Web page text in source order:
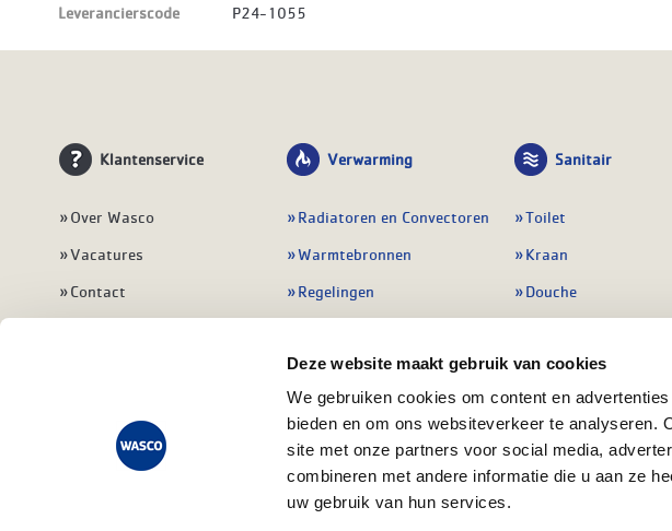
Deze website maakt gebruik van cookies
We gebruiken cookies om content en
bieden en om ons websiteverkeer te analyseren.
site met onze partners voor social media,
combineren met andere informatie die u aan ze
uw gebruik van hun services.
Leverancierscode
P24-1055
Klantenservice
Over Wasco
Vacatures
Contact
Veelgestelde vragen
Verwarming
Radiatoren en Convectoren
Warmtebronnen
Regelingen
Leidingwerk
Warmwatertoestellen
Alle verwarming
Sanitair
Toilet
Kraan
Douche
Badmeubel
Afvoeren
Alle sanitair